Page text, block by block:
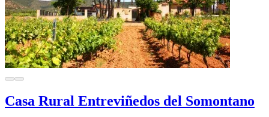
Casa Rural Entreviñedos del Somontano